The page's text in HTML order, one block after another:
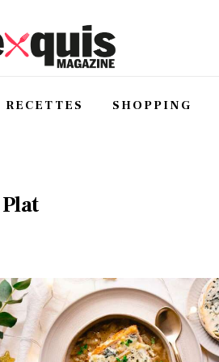
RECETTES SHOPPING